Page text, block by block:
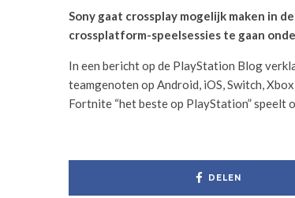
Sony gaat crossplay mogelijk maken in
crossplatform-speelsessies te gaan
In een bericht op de PlayStation Blog
teamgenoten op Android, iOS, Switch,
Fortnite “het beste op PlayStation” speelt
DELEN